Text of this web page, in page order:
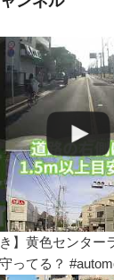
】黄色センター
ってる？